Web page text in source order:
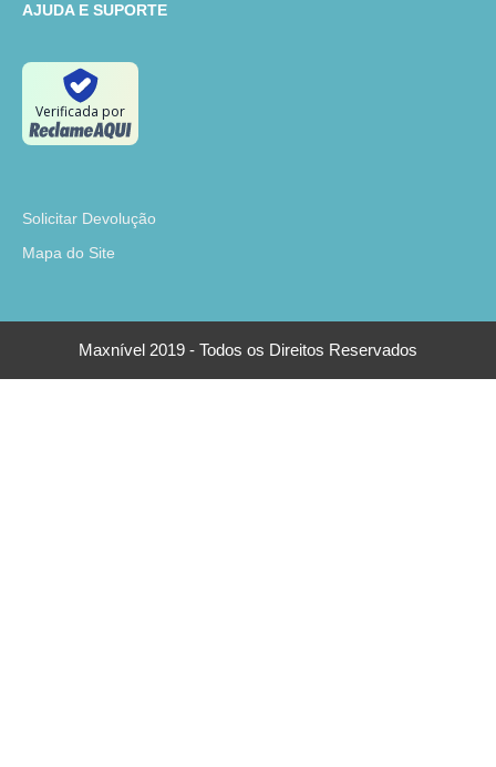
AJUDA E SUPORTE
Verificada por
Solicitar Devolução
Mapa do Site
Maxnível 2019 - Todos os Direitos Reservados